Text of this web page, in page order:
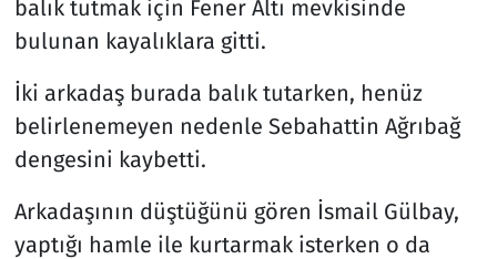
balık tutmak için Fener Altı mevkisinde
bulunan kayalıklara gitti.
İki arkadaş burada balık tutarken, henüz
belirlenemeyen nedenle Sebahattin Ağrıbağ
dengesini kaybetti.
Arkadaşının düştüğünü gören İsmail Gülbay,
yaptığı hamle ile kurtarmak isterken o da
Spor
Teknoloji ve Bilim
Televizyon